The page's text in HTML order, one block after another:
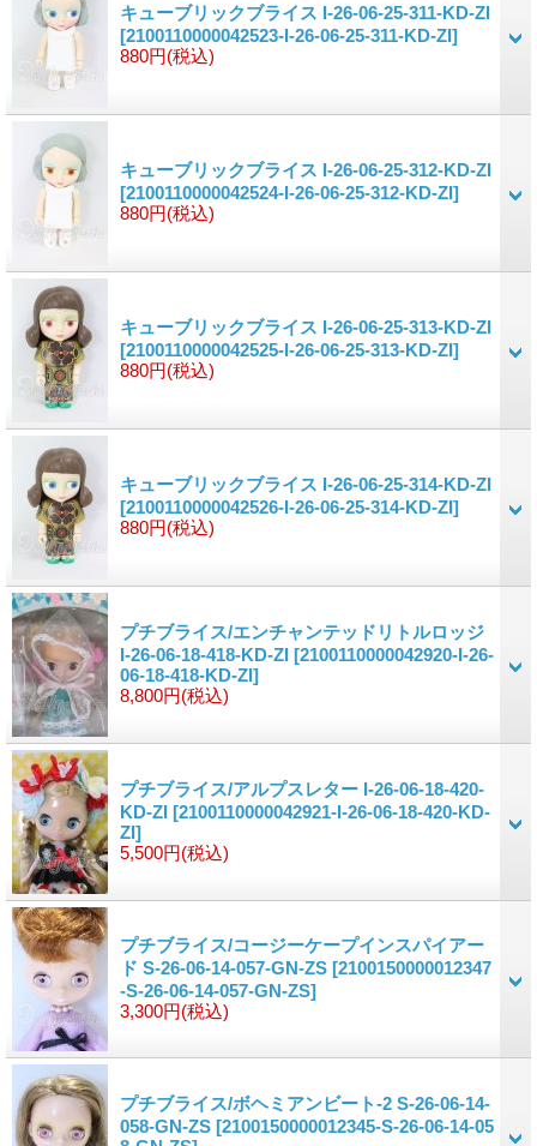
キューブリックブライス I-26-06-25-311-KD-ZI
[2100110000042523-I-26-06-25-311-KD-ZI]
880円(税込)
キューブリックブライス I-26-06-25-312-KD-ZI
[2100110000042524-I-26-06-25-312-KD-ZI]
880円(税込)
キューブリックブライス I-26-06-25-313-KD-ZI
[2100110000042525-I-26-06-25-313-KD-ZI]
880円(税込)
キューブリックブライス I-26-06-25-314-KD-ZI
[2100110000042526-I-26-06-25-314-KD-ZI]
880円(税込)
プチブライス/エンチャンテッドリトルロッジ
I-26-06-18-418-KD-ZI [2100110000042920-I-26-
06-18-418-KD-ZI]
8,800円(税込)
プチブライス/アルプスレター I-26-06-18-420-
KD-ZI [2100110000042921-I-26-06-18-420-KD-
ZI]
5,500円(税込)
プチブライス/コージーケープインスパイアー
ド S-26-06-14-057-GN-ZS [2100150000012347
-S-26-06-14-057-GN-ZS]
3,300円(税込)
プチブライス/ボヘミアンビート-2 S-26-06-14-
058-GN-ZS [2100150000012345-S-26-06-14-05